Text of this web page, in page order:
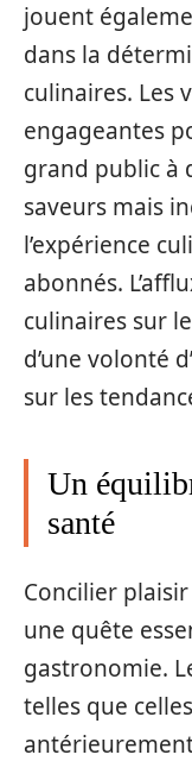
jouent
dans la
culinaires. Les
engageantes
grand public à
saveurs mais
l’expérience
abonnés.
culinaires sur
d’une volonté
sur les
Un
santé
Concilier
une quête
gastronomie.
telles que